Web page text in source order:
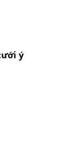
ý